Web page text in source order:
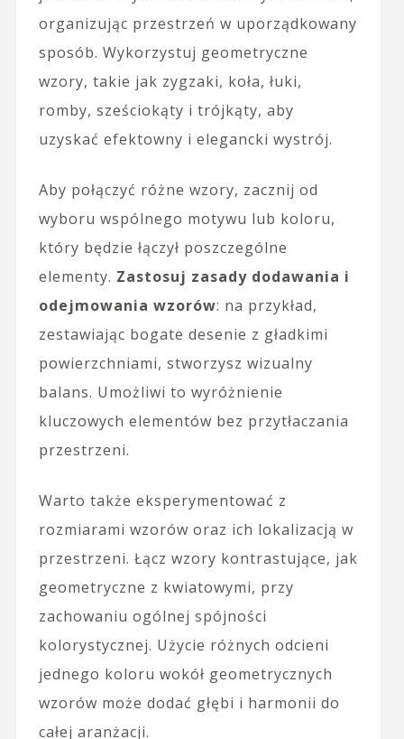
organizując przestrzeń w uporządkowany
sposób. Wykorzystuj geometryczne
wzory, takie jak zygzaki, koła, łuki,
romby, sześciokąty i trójkąty, aby
uzyskać efektowny i elegancki wystrój.
Aby połączyć różne wzory, zacznij od
wyboru wspólnego motywu lub koloru,
który będzie łączył poszczególne
elementy. Zastosuj zasady dodawania i
odejmowania wzorów: na przykład,
zestawiając bogate desenie z gładkimi
powierzchniami, stworzysz wizualny
balans. Umożliwi to wyróżnienie
kluczowych elementów bez przytłaczania
przestrzeni.
Warto także eksperymentować z
rozmiarami wzorów oraz ich lokalizacją w
przestrzeni. Łącz wzory kontrastujące, jak
geometryczne z kwiatowymi, przy
zachowaniu ogólnej spójności
kolorystycznej. Użycie różnych odcieni
jednego koloru wokół geometrycznych
wzorów może dodać głębi i harmonii do
całej aranżacji.